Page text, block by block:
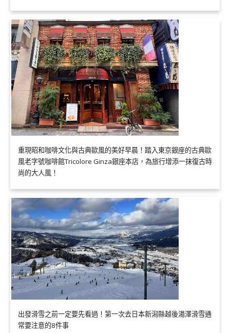
重現昭和咖啡文化與古典歐風的美好早晨！踏入東京銀座的古典歐
風老字號咖啡館Tricolore Ginza銀座本店，為旅行增添一抹復古時
尚的大人風！
出發滑雪之前一定要先看過！第一次去日本新潟縣越後湯澤滑雪通
常要注意的8件事